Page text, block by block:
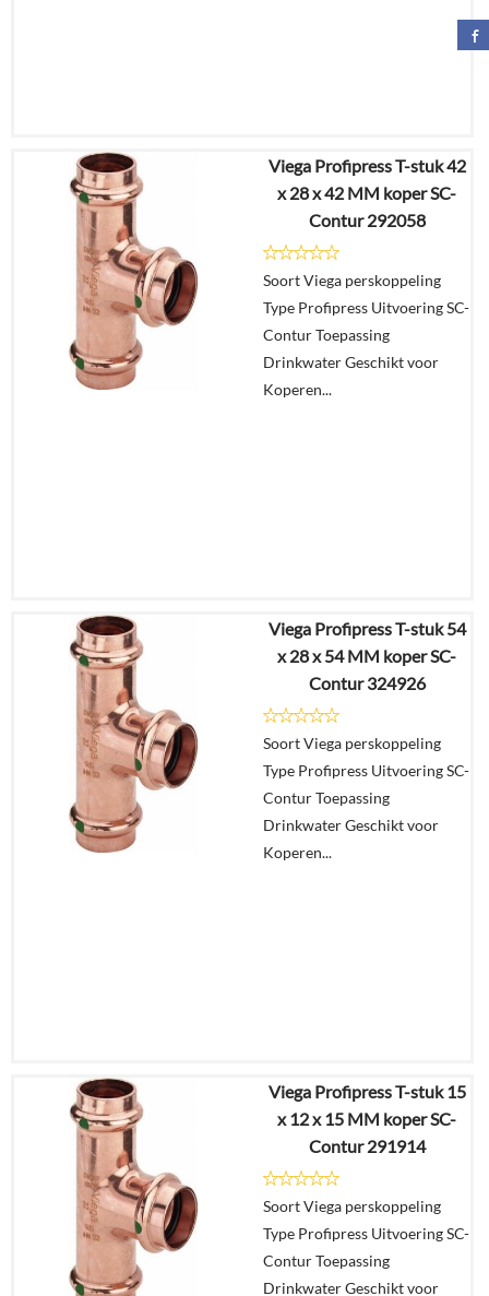
€40,61
€31,68
In
Viega Profipress T-stuk 42
x 28 x 42 MM koper SC-
Contur 292058
Soort Viega perskoppeling
Type Profipress Uitvoering SC-
Contur Toepassing
Drinkwater Geschikt voor
Koperen...
€48,34
€37,70
In
Viega Profipress T-stuk 54
x 28 x 54 MM koper SC-
Contur 324926
Soort Viega perskoppeling
Type Profipress Uitvoering SC-
Contur Toepassing
Drinkwater Geschikt voor
Koperen...
€77,06
€60,10
In
Viega Profipress T-stuk 15
x 12 x 15 MM koper SC-
Contur 291914
Soort Viega perskoppeling
Type Profipress Uitvoering SC-
Contur Toepassing
Drinkwater Geschikt voor